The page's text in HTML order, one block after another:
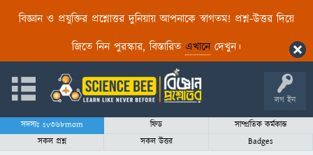
বিজ্ঞান ও প্রযুক্তির প্রশ্নোত্তর দুনিয়ায় আপনাকে স্বাগতম! প্রশ্ন-উত্তর দিয়ে
জিতে নিন পুরস্কার, বিস্তারিত এখানেদেখুন।
লগ ইন
সদস্যঃ sv368mom ফিড
সাম্প্রতিক কর্মকান্ড
সকল প্রশ্ন
সকল উত্তর Badges